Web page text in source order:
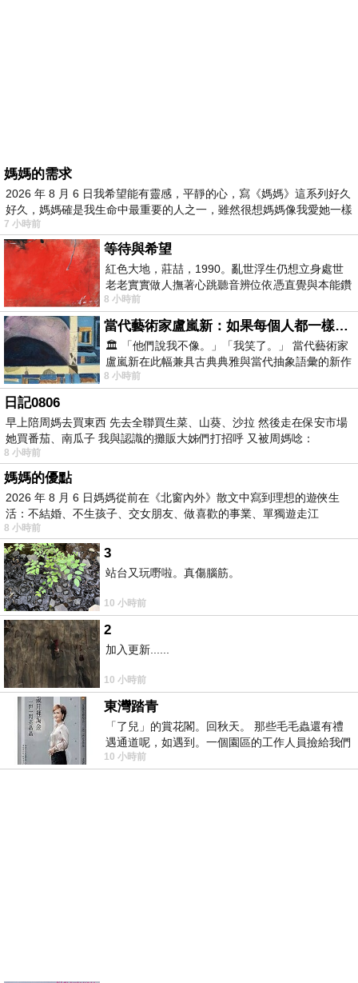
媽媽的需求
2026 年 8 月 6 日我希望能有靈感，平靜的心，寫《媽媽》這系列好久
好久，媽媽確是我生命中最重要的人之一，雖然很想媽媽像我愛她一樣
7 小時前
等待與希望
紅色大地，莊喆，1990。亂世浮生仍想立身處世
老老實實做人撫著心跳聽音辨位依憑直覺與本能鑽
向裂隙的亮處探索另一個心聲另一個共鳴的
8 小時前
當代藝術家盧嵐新：如果每個人都一樣，這世界該有多無聊？
🏛️ 「他們說我不像。」「我笑了。」 當代藝術家
盧嵐新在此幅兼具古典典雅與當代抽象語彙的新作
中，以沈靜的藍色空間為背景，描繪了
8 小時前
日記0806
早上陪周媽去買東西 先去全聯買生菜、山葵、沙拉 然後走在保安市場
她買番茄、南瓜子 我與認識的攤販大姊們打招呼 又被周媽唸：
8 小時前
媽媽的優點
2026 年 8 月 6 日媽媽從前在《北窗內外》散文中寫到理想的遊俠生
活：不結婚、不生孩子、交女朋友、做喜歡的事業、單獨遊走江
湖⋯⋯，
8 小時前
3
站台又玩嘢啦。真傷腦筋。
10 小時前
2
加入更新......
10 小時前
東灣踏青
「了兒」的賞花閣。回秋天。 那些毛毛蟲還有禮
遇通道呢，如遇到。一個園區的工作人員撿給我們
細賞。
10 小時前